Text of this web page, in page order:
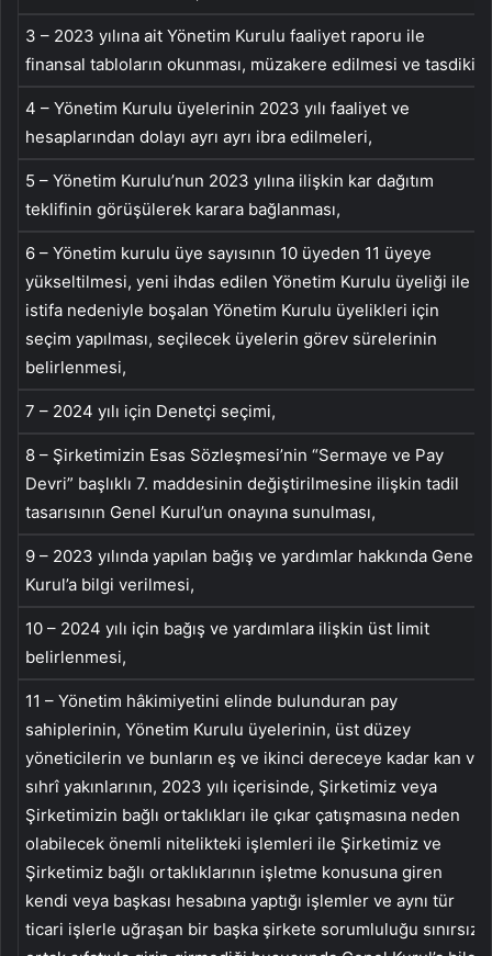
3 – 2023 yılına ait Yönetim Kurulu faaliyet raporu ile
finansal tabloların okunması, müzakere edilmesi ve tasdiki,
4 – Yönetim Kurulu üyelerinin 2023 yılı faaliyet ve
hesaplarından dolayı ayrı ayrı ibra edilmeleri,
5 – Yönetim Kurulu’nun 2023 yılına ilişkin kar dağıtım
teklifinin görüşülerek karara bağlanması,
6 – Yönetim kurulu üye sayısının 10 üyeden 11 üyeye
yükseltilmesi, yeni ihdas edilen Yönetim Kurulu üyeliği ile
istifa nedeniyle boşalan Yönetim Kurulu üyelikleri için
seçim yapılması, seçilecek üyelerin görev sürelerinin
belirlenmesi,
7 – 2024 yılı için Denetçi seçimi,
8 – Şirketimizin Esas Sözleşmesi’nin “Sermaye ve Pay
Devri” başlıklı 7. maddesinin değiştirilmesine ilişkin tadil
tasarısının Genel Kurul’un onayına sunulması,
9 – 2023 yılında yapılan bağış ve yardımlar hakkında Genel
Kurul’a bilgi verilmesi,
10 – 2024 yılı için bağış ve yardımlara ilişkin üst limit
belirlenmesi,
11 – Yönetim hâkimiyetini elinde bulunduran pay
sahiplerinin, Yönetim Kurulu üyelerinin, üst düzey
yöneticilerin ve bunların eş ve ikinci dereceye kadar kan ve
sıhrî yakınlarının, 2023 yılı içerisinde, Şirketimiz veya
Şirketimizin bağlı ortaklıkları ile çıkar çatışmasına neden
olabilecek önemli nitelikteki işlemleri ile Şirketimiz ve
Şirketimiz bağlı ortaklıklarının işletme konusuna giren
kendi veya başkası hesabına yaptığı işlemler ve aynı tür
ticari işlerle uğraşan bir başka şirkete sorumluluğu sınırsız